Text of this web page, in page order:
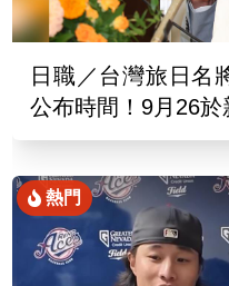
日職／台灣旅日名
公布時間！9月26
熱門